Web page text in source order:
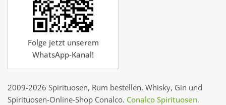
Folge jetzt unserem
WhatsApp-Kanal!
2009-2026 Spirituosen, Rum bestellen, Whisky, Gin und
Spirituosen-Online-Shop Conalco. Conalco Spirituosen.